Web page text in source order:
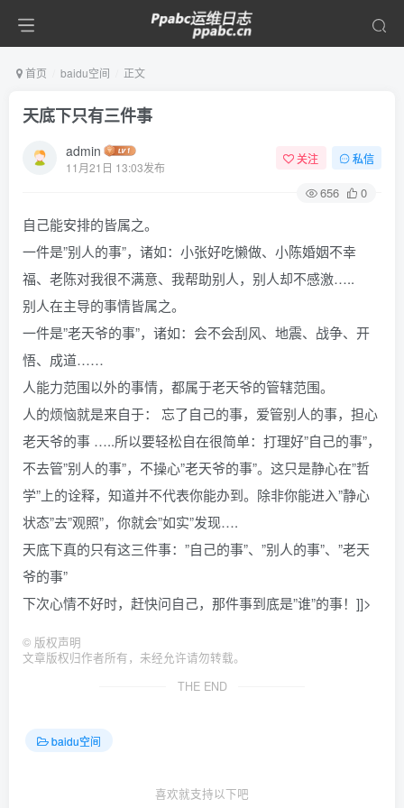
首页 baidu空间 正文
天底下只有三件事
admin
11月21日 13:03发布
关注 私信
656 0
自己能安排的皆属之。
一件是”别人的事”，诸如：小张好吃懒做、小陈婚姻不幸
福、老陈对我很不满意、我帮助别人，别人却不感激…..
别人在主导的事情皆属之。
一件是”老天爷的事”，诸如：会不会刮风、地震、战争、开
悟、成道……
人能力范围以外的事情，都属于老天爷的管辖范围。
人的烦恼就是来自于： 忘了自己的事，爱管别人的事，担心
老天爷的事 …..所以要轻松自在很简单：打理好”自己的事”，
不去管”别人的事”，不操心”老天爷的事”。这只是静心在”哲
学”上的诠释，知道并不代表你能办到。除非你能进入”静心
状态”去”观照”，你就会”如实”发现….
天底下真的只有这三件事：”自己的事”、”别人的事”、”老天
爷的事”
下次心情不好时，赶快问自己，那件事到底是”谁”的事！]]>
© 版权声明
文章版权归作者所有，未经允许请勿转载。
THE END
baidu空间
喜欢就支持以下吧